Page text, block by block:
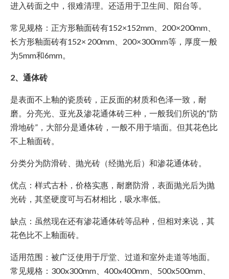
进入砖面之中，很难清理。还适用于卫生间、阳台等。
常见规格：正方形釉面砖有152×152mm、200×200mm、
长方形釉面砖有152× 200mm、200×300mm等，厚度一般
为5mm和6mm。
2、通体砖
是表面不上釉的瓷质砖，正反面的材质和色泽一致，耐
磨。分亮光、亚光及渗花通体砖三种，一般我们所说的“防
滑地砖”，大部分是通体砖，一般不用于墙面。但其花色比
不上釉面砖。
分类分为防滑砖、抛光砖（经抛光后）和渗花通体砖。
优点：样式古朴，价格实惠，耐磨防滑，表面抛光后为抛
光砖，其坚硬度可与石材相比，吸水率低。
缺点：虽然现在还有渗花通体砖等品种，但相对来说，其
花色比不上釉面砖。
适用范围：被广泛使用于厅堂、过道和室外走道等地面。
常见规格：300x300mm、400x400mm、500x500mm、